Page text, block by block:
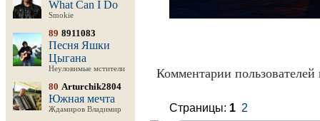
What Can I Do
Smokie
89 8911083
Песня Яшки
Цыгана
Неуловимые мстители
80 Arturchik2804
Южная мечта
Ждамиров Владимир
Комментарии пользователей
Страницы: 1 2